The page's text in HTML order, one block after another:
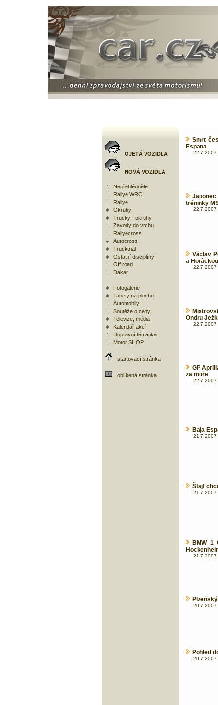
OJETÁ VOZIDLA
NOVÁ VOZIDLA
Nepřehlédněte
Rallye WRC
Rallye
Okruhy
Trucky - okruhy
Závody do vrchu
Rallyecross
Autocross
Trucktrial
Ostatní disciplíny
Off road
Dakar
Fotogalerie
Tapety na plochu
Automobily
Soutěže o ceny
Televize, média
Kalendář akcí
Dopravní tématika
Motor SHOP
startovací stránka
oblíbená stránka
Smrt
Espana
22.7.2007
tréninky
22.7.2007
Václav
a
22.7.2007
Ondru
22.7.2007
GP
za moře
22.7.2007
Baja
21.7.2007
Štajf
21.7.2007
BMW 1
21.7.2007
20.7.2007
Pohled
20.7.2007